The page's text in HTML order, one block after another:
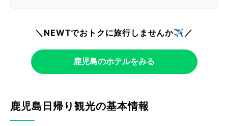
＼NEWTでおトクに旅行しませんか✈️／
鹿児島のホテルをみる
鹿児島日帰り観光の基本情報